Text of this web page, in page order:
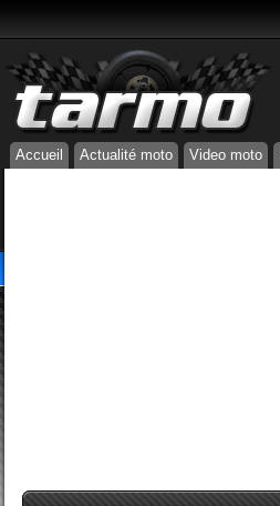
Accueil Actualité moto Video moto